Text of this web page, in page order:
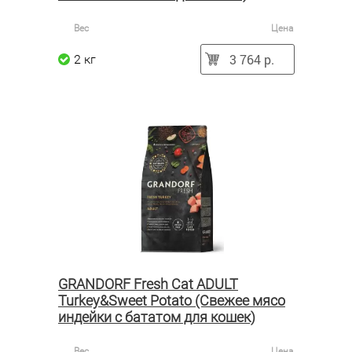
Вес Цена
2 кг 3 764 р.
GRANDORF Fresh Cat ADULT
Turkey&Sweet Potato (Свежее мясо
индейки с бататом для кошек)